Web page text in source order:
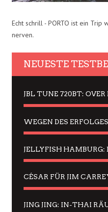
Echt schrill - PORTO ist ein Trip
nerven.
NEUESTE